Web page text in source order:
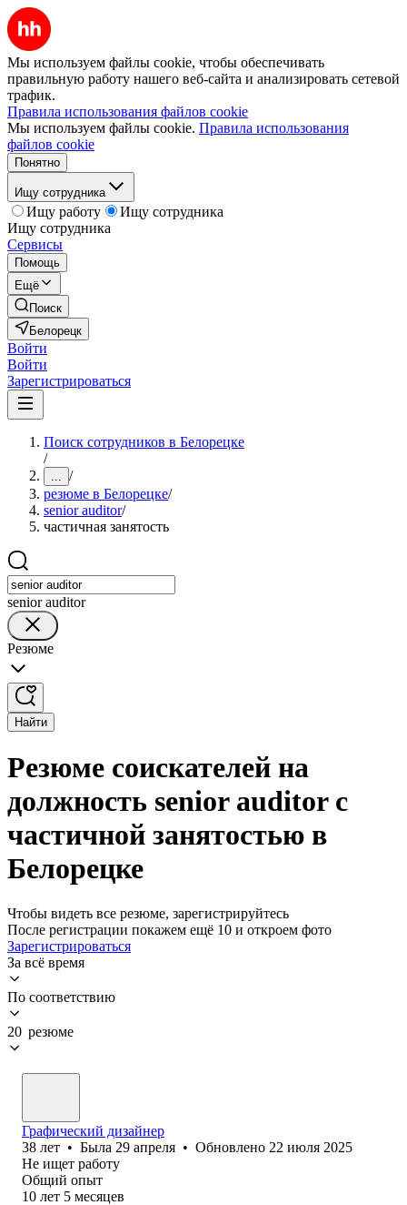
Мы используем файлы cookie, чтобы обеспечивать
правильную работу нашего веб-сайта и анализировать сетевой
трафик.
Правила использования файлов cookie
Мы используем файлы cookie. Правила использования
файлов cookie
Понятно
Ищу сотрудника
Ищу работу
Ищу сотрудника
Ищу сотрудника
Сервисы
Помощь
Ещё
Поиск
Белорецк
Войти
Войти
Зарегистрироваться
Поиск сотрудников в Белорецке
/
... /
резюме в Белорецке/
senior auditor/
частичная занятость
senior auditor
Резюме
Найти
Резюме соискателей на
должность senior auditor с
частичной занятостью в
Белорецке
Чтобы видеть все резюме, зарегистрируйтесь
После регистрации покажем ещё 10 и откроем фото
Зарегистрироваться
За всё время
По соответствию
20 резюме
Графический дизайнер
38 лет • Была 29 апреля • Обновлено 22 июля 2025
Не ищет работу
Общий опыт
10 лет 5 месяцев